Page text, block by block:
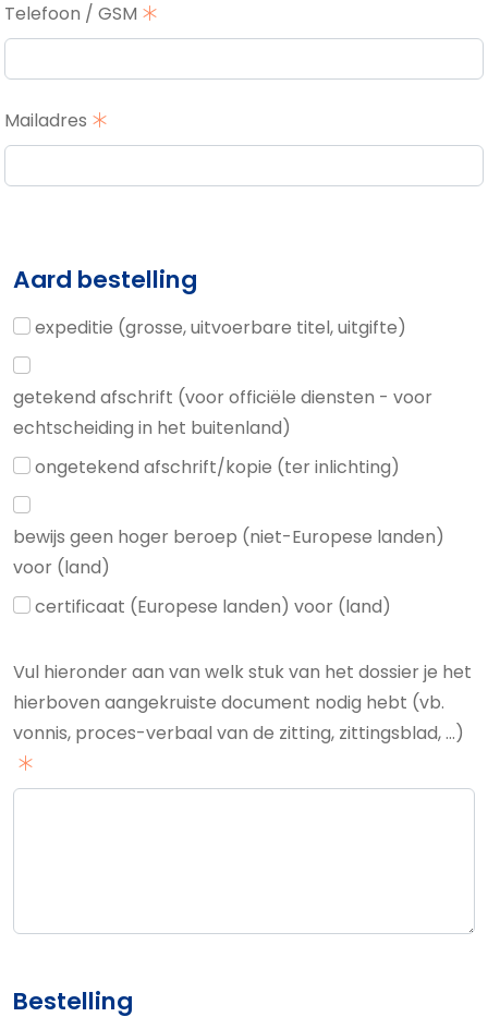
Telefoon / GSM
Mailadres
Aard bestelling
expeditie (grosse, uitvoerbare titel, uitgifte)
getekend afschrift (voor officiële diensten - voor
echtscheiding in het buitenland)
ongetekend afschrift/kopie (ter inlichting)
bewijs geen hoger beroep (niet-Europese landen)
voor (land)
certificaat (Europese landen) voor (land)
Vul hieronder aan van welk stuk van het dossier je het
hierboven aangekruiste document nodig hebt (vb.
vonnis, proces-verbaal van de zitting, zittingsblad, …)
Bestelling